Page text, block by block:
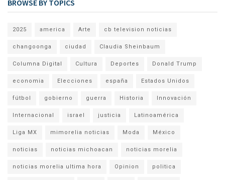
BROWSE BY TOPICS
2025 america Arte cb television noticias
changoonga ciudad Claudia Sheinbaum
Columna Digital Cultura Deportes Donald Trump
economia Elecciones españa Estados Unidos
fútbol gobierno guerra Historia Innovación
Internacional israel justicia Latinoamérica
Liga MX mimorelia noticias Moda México
noticias noticias michoacan noticias morelia
noticias morelia ultima hora Opinion politica